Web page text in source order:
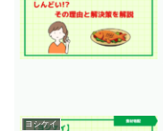
ヨシケイ